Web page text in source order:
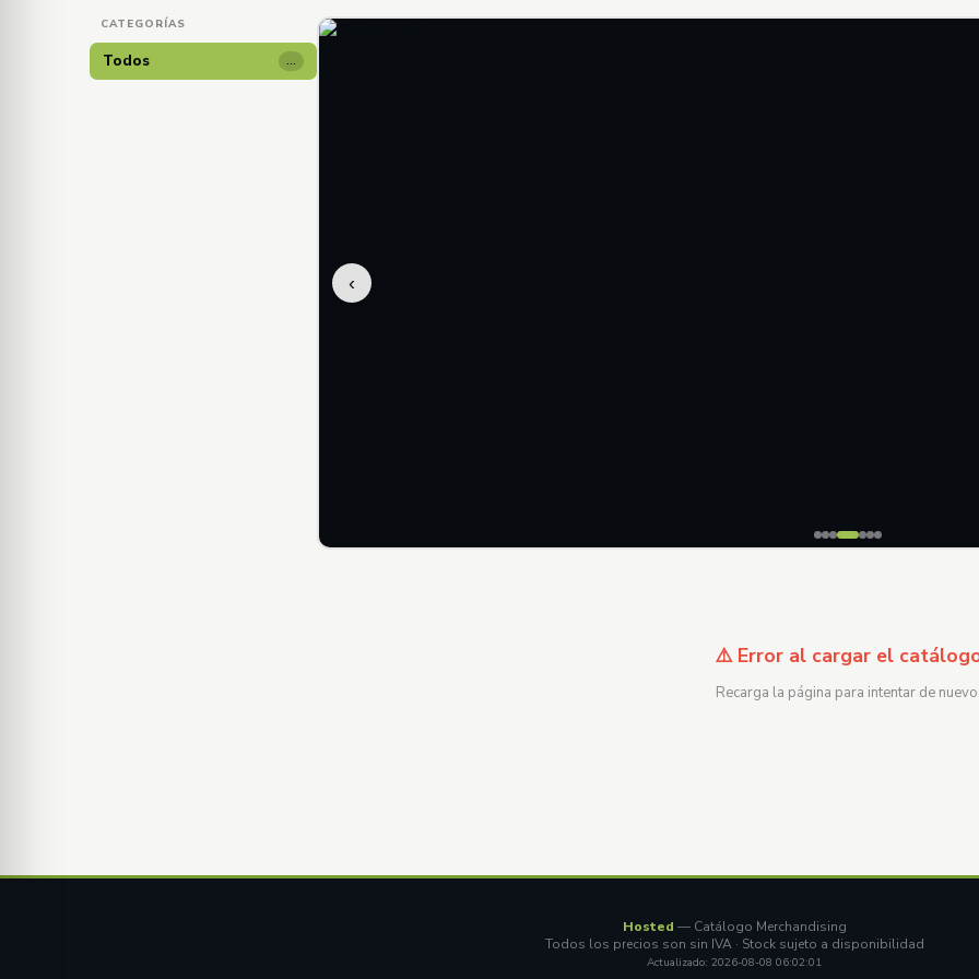
CATEGORÍAS
Todos …
‹
⚠️ Error al cargar el
Recarga la página para intentar de
Hosted — Catálogo Merchandising
Todos los precios son sin IVA · Stock sujeto a disponibilidad
Actualizado: 2026-08-08 06:02:01